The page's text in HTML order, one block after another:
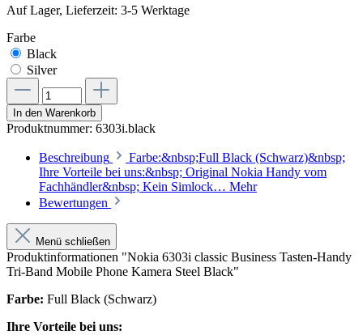
Auf Lager, Lieferzeit: 3-5 Werktage
Farbe
Black
Silver
In den Warenkorb
Produktnummer: 6303i.black
Beschreibung
Farbe:&nbsp;Full Black (Schwarz)&nbsp;
Ihre Vorteile bei uns:&nbsp; Original Nokia Handy vom
Fachhändler&nbsp; Kein Simlock… Mehr
Bewertungen
Menü schließen
Produktinformationen "Nokia 6303i classic Business Tasten-Handy
Tri-Band Mobile Phone Kamera Steel Black"
Farbe: Full Black (Schwarz)
Ihre Vorteile bei uns: